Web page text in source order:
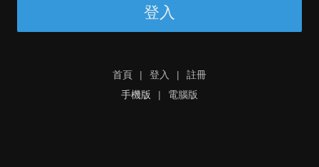
登入
首頁 | 登入 |
註冊
手機版
| 電腦版